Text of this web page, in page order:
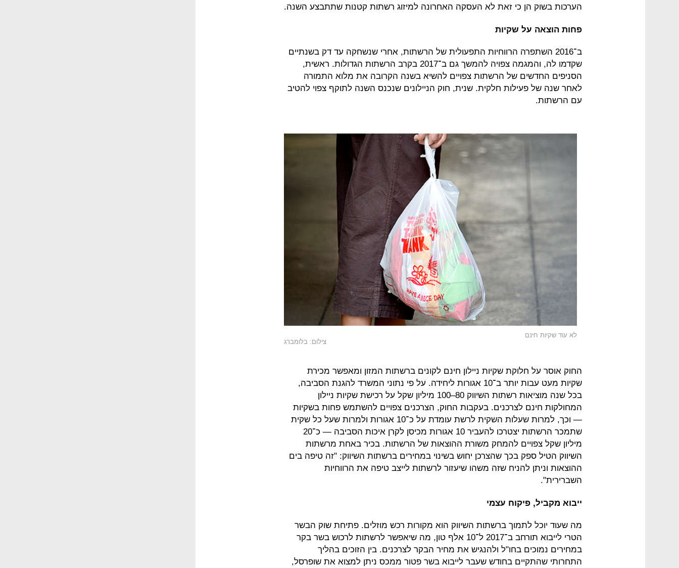
הערכות בשוק הן כי זאת לא העסקה האחרונה למיזוג רשתות קטנות שתתבצע השנה.
פחות הוצאה על שקיות
ב־2016 השתפרה הרווחיות התפעולית של הרשתות, אחרי שנשחקה עד דק בשנתיים
שקדמו לה, והמגמה צפויה להמשך גם ב־2017 בקרב הרשתות הגדולות. ראשית,
הסניפים החדשים של הרשתות צפויים להשיא בשנה הקרובה את מלוא התמורה
לאחר שנה של פעילות חלקית. שנית, חוק הניילונים שנכנס השנה לתוקף צפוי להטיב
עם הרשתות.
לא עוד שקיות חינם
צילום: בלומברג
החוק אוסר על חלוקת שקיות ניילון חינם לקונים ברשתות המזון ומאפשר מכירת
שקיות מעט עבות יותר ב־10 אגורות ליחידה. על פי נתוני המשרד להגנת הסביבה,
בכל שנה מוציאות רשתות השיווק 80–100 מיליון שקל על רכישת שקיות ניילון
המחולקות חינם לצרכנים. בעקבות החוק, הצרכנים צפויים להשתמש פחות בשקיות
— וכך, למרות שעלות השקית לרשת עומדת על כ־10 אגורות ולמרות שעל כל שקית
שתמכר הרשתות יצטרכו להעביר 10 אגורות מכיסן לקרן איכות הסביבה — כ־20
מיליון שקל צפויים להמחק משורת ההוצאות של הרשתות. בכיר באחת מרשתות
השיווק הטיל ספק בכך שהצרכן יחוש בשינוי במחירים ברשתות השיווק: "זה טיפה בים
ההוצאות וניתן להניח שזה משהו שיעזור לרשתות לייצב טיפה את הרווחיות
השברירית".
ייבוא מקביל, פיקוח עצמי
מה שעוד יוכל לתמוך ברשתות השיווק הוא מקורות רכש מוזלים. פתיחת שוק הבשר
הטרי לייבוא תורחב ב־2017 ל־10 אלף טון, מה שיאפשר לרשתות לרכוש בשר בקר
במחירים נמוכים בחו"ל ולהנגיש את מחיר הבקר לצרכנים. בין הזוכים בהליך
התחרותי שהתקיים בחודש שעבר לייבוא בשר פטור ממכס ניתן למצוא את שופרסל,